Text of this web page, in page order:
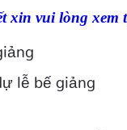
xin vui lòng xem
lễ bế giảng